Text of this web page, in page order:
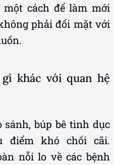
cách để làm mới
phải đối mặt với
khác với quan hệ
búp bê tình dục
điểm khó chối cãi.
nỗi lo về các bệnh